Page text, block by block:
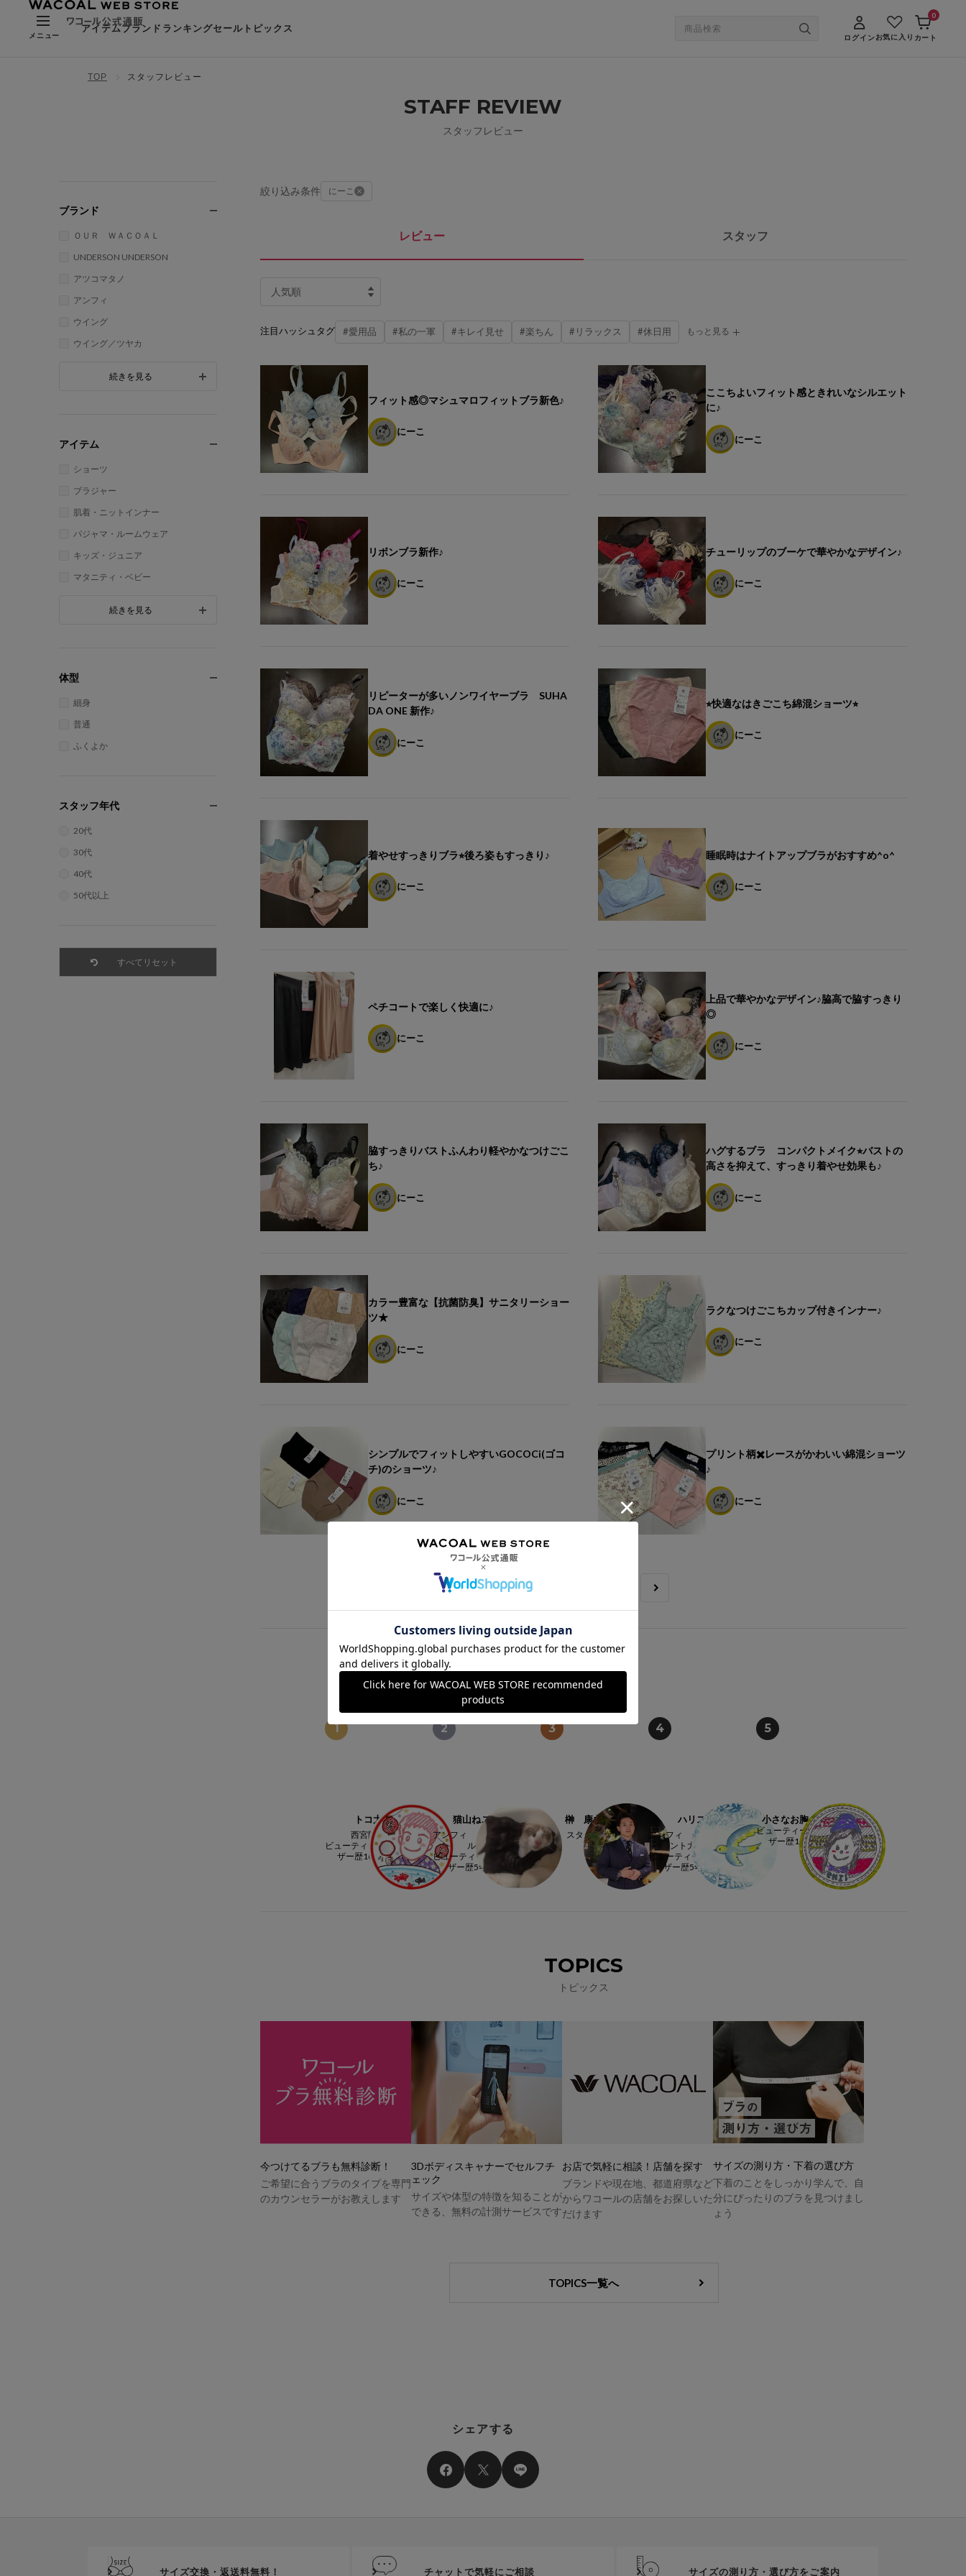
メニュー
アイテムブランド ランキングセールトピックス
ログインお気に入り カート
0
TOP スタッフレビュー
STAFF REVIEW
スタッフレビュー
ブランド
ＯＵＲ ＷＡＣＯＡＬ
UNDERSON UNDERSON
アツコマタノ
アンフィ
ウイング
ウイング／ツヤカ
続きを見る
アイテム
ショーツ
ブラジャー
肌着・ニットインナー
パジャマ・ルームウェア
キッズ・ジュニア
マタニティ・ベビー
続きを見る
体型
細身
普通
ふくよか
スタッフ年代
20代
30代
40代
50代以上
すべてリセット
絞り込み条件 にーこ
レビュー スタッフ
注目ハッシュタグ #愛用品 #私の一軍 #キレイ見せ #楽ちん #リラックス #休日用 もっと見る
フィット感◎マシュマロフィットブラ新色♪
にーこ
ここちよいフィット感ときれいなシルエット
に♪
にーこ
リボンブラ新作♪
にーこ
チューリップのブーケで華やかなデザイン♪
にーこ
リピーターが多いノンワイヤーブラ SUHA
DA ONE 新作♪
にーこ
⭐︎快適なはきごこち綿混ショーツ⭐︎
にーこ
着やせすっきりブラ⭐︎後ろ姿もすっきり♪
にーこ
睡眠時はナイトアップブラがおすすめ^o^
にーこ
ペチコートで楽しく快適に♪
にーこ
上品で華やかなデザイン♪脇高で脇すっきり
◎
にーこ
脇すっきりバストふんわり軽やかなつけごこ
ち♪
にーこ
ハグするブラ コンパクトメイク⭐︎バストの
高さを抑えて、すっきり着やせ効果も♪
にーこ
カラー豊富な【抗菌防臭】サニタリーショー
ツ★
にーこ
ラクなつけごこちカップ付きインナー♪
にーこ
シンプルでフィットしやすいGOCOCi(ゴコ
チ)のショーツ♪
にーこ
プリント柄✖️レースがかわいい綿混ショーツ
♪
にーこ
1
人気スタッフ
1
トコ太
西宮阪急
ビューティーアドバイ
ザー歴10年以上
2
猫山ねここ
アンフィ くずはモー
ル店
ビューティーアドバイ
ザー歴5年以上
3
榊 康之
スタッフ
4
ハリス
アンフィ グランフロ
ント大阪店
ビューティーアドバイ
ザー歴5年以上
5
小さなお胸のCHIi
ビューティーアドバイ
ザー歴10年以上
TOPICS
トピックス
今つけてるブラも無料診断！
ご希望に合うブラのタイプを専門
のカウンセラーがお教えします
3Dボディスキャナーでセルフチ
ェック
サイズや体型の特徴を知ることが
できる、無料の計測サービスです
お店で気軽に相談！店舗を探す
ブランドや現在地、都道府県など
からワコールの店舗をお探しいた
だけます
サイズの測り方・下着の選び方
下着のことをしっかり学んで、自
分にぴったりのブラを見つけまし
ょう
TOPICS一覧へ
シェアする
サイズ交換・返送料無料！ チャットで気軽にご相談 サイズの測り方・選び方をご案内